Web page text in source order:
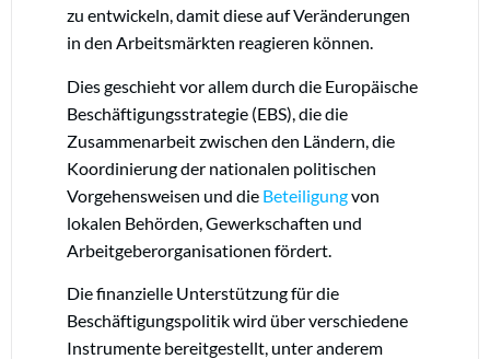
zu entwickeln, damit diese auf Veränderungen
in den Arbeitsmärkten reagieren können.
Dies geschieht vor allem durch die Europäische
Beschäftigungsstrategie (EBS), die die
Zusammenarbeit zwischen den Ländern, die
Koordinierung der nationalen politischen
Vorgehensweisen und die Beteiligungvon
lokalen Behörden, Gewerkschaften und
Arbeitgeberorganisationen fördert.
Die finanzielle Unterstützung für die
Beschäftigungspolitik wird über verschiedene
Instrumente bereitgestellt, unter anderem